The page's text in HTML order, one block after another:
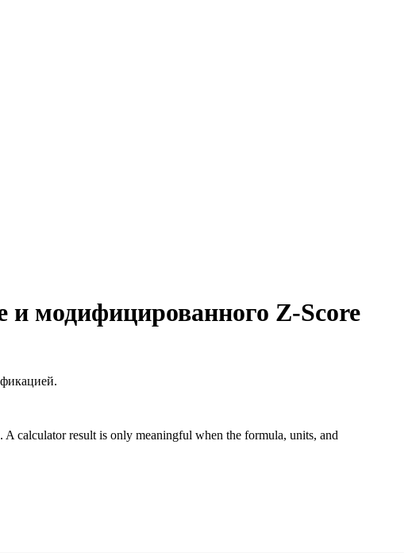
и модифицированного Z-Score
calculator result is only meaningful when the formula, units, and